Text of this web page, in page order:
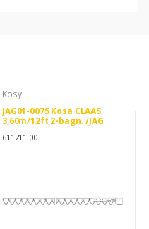
Kosy
JAG01-0075 Kosa CLAAS
3,60m/12ft 2-bagn. /JAG
CLAAS 0006112112
611211.00